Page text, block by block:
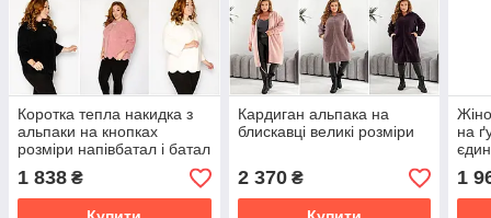
Коротка тепла накидка з
альпаки на кнопках
розміри напівбатал і батал
1 838 ₴
Кардиган альпака на
блискавці великі розміри
2 370₴
на
1